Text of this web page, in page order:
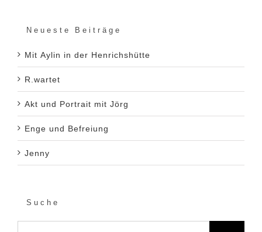
Neueste Beiträge
Mit Aylin in der Henrichshütte
R.wartet
Akt und Portrait mit Jörg
Enge und Befreiung
Jenny
Suche